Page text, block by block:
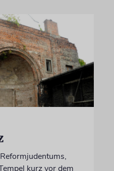
kurz vor dem